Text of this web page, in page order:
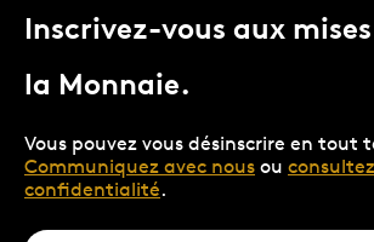
Inscrivez-vous aux
la Monnaie.
Vous pouvez vous désinscrire en tout
Communiquez avec nous ou
confidentialité.